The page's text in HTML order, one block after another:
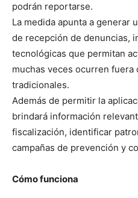
podrán reportarse.
La medida apunta a generar
de recepción de denuncias,
tecnológicas que permitan
muchas veces ocurren
tradicionales.
Además de permitir la
brindará información
fiscalización, identificar
campañas de prevención y
Cómo funciona